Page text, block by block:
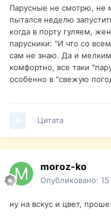
Парусные не смотрю, не
пытался неделю
когда в порту гуляем,
парусники: "И что со
сам не знаю. Да и
комфортно, все таки
особенно в "свежую
Цитата
moroz-ko
Опубликовано:
ну на вскус и цвет,